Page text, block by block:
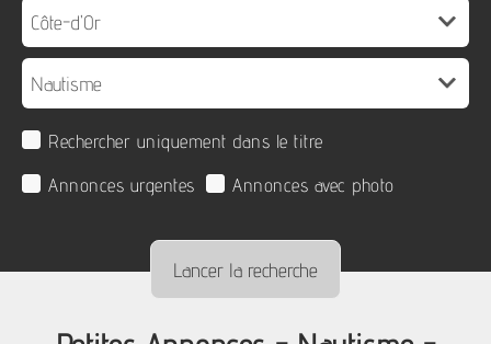
Rechercher uniquement dans le titre
Annonces urgentes
Annonces avec photo